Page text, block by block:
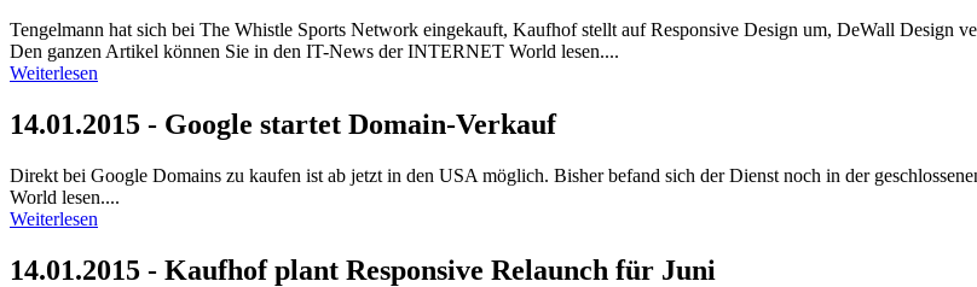
Tengelmann hat sich bei The Whistle Sports Network eingekauft, Kaufhof stellt auf Responsive Design um, DeWall Design
Den ganzen Artikel können Sie in den IT-News der INTERNET World lesen....
Weiterlesen
14.01.2015 - Google startet Domain-Verkauf
Direkt bei Google Domains zu kaufen ist ab jetzt in den USA möglich. Bisher befand sich der Dienst noch in der
World lesen....
Weiterlesen
14.01.2015 - Kaufhof plant Responsive Relaunch für Juni